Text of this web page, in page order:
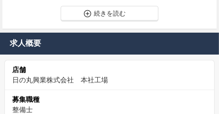
だからこそ、穏やかなチームワークが生まれています。
✨カジュアル面談も実施中、転職に迷われている方も
ご相談ください。
います。
転職について悩まれている方、当社について知りたい方も積極的
にご相談ください。
お互いのことを良く知っていただく機会にできればと考えており
求人概要
店舗
日の丸興業株式会社 本社工場
募集職種
整備士